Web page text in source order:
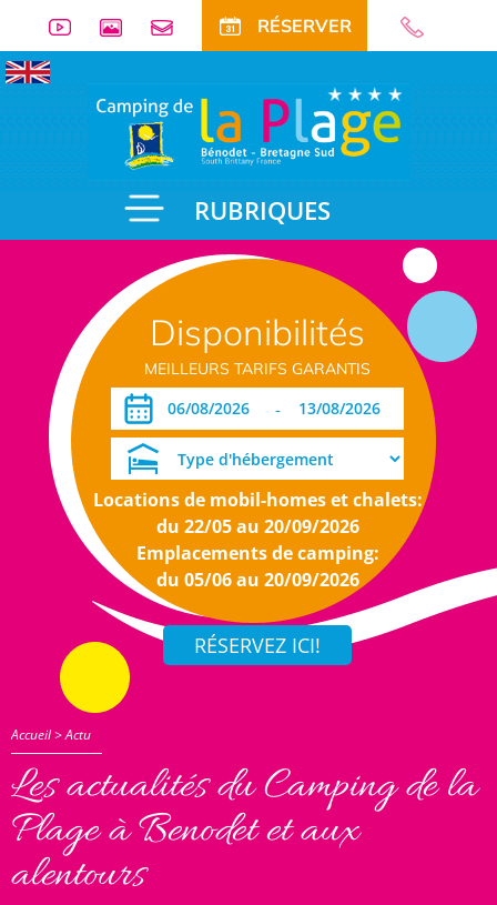
RÉSERVER
RUBRIQUES
Disponibilités
MEILLEURS TARIFS GARANTIS
-
Locations de mobil-homes et chalets:
du 22/05 au 20/09/2026
Emplacements de camping:
du 05/06 au 20/09/2026
Accueil>Actu
Les actualités du Camping de la
Plage à Benodet et aux
alentours